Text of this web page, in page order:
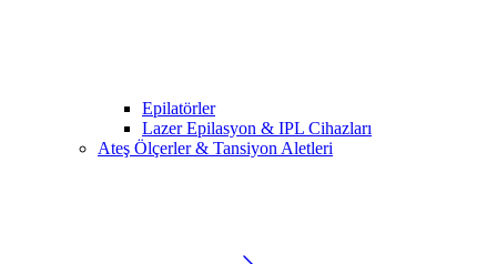
Epilatörler
Lazer Epilasyon & IPL Cihazları
Ateş Ölçerler & Tansiyon Aletleri